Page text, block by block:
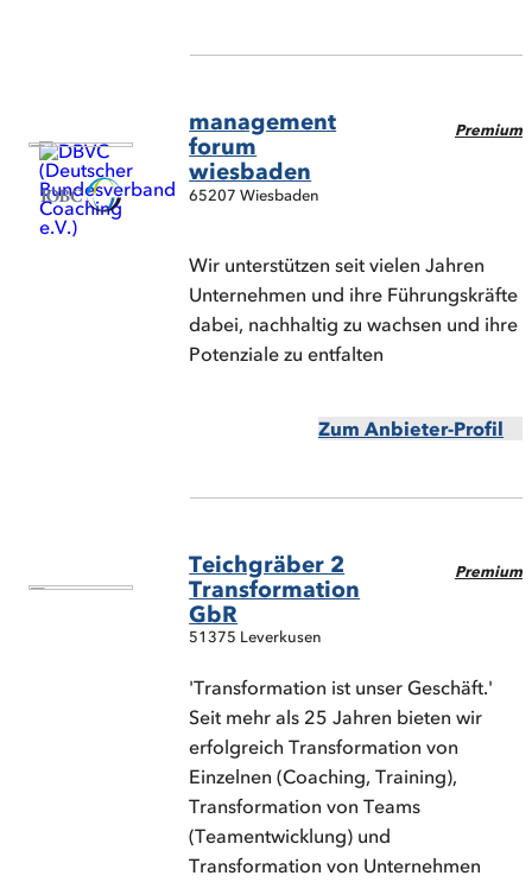
Premium
management
forum
wiesbaden
65207 Wiesbaden
Wir unterstützen seit vielen Jahren
Unternehmen und ihre Führungskräfte
dabei, nachhaltig zu wachsen und ihre
Potenziale zu entfalten
Zum Anbieter-Profil
Premium
Teichgräber 2
Transformation
GbR
51375 Leverkusen
'Transformation ist unser Geschäft.'
Seit mehr als 25 Jahren bieten wir
erfolgreich Transformation von
Einzelnen (Coaching, Training),
Transformation von Teams
(Teamentwicklung) und
Transformation von Unternehmen